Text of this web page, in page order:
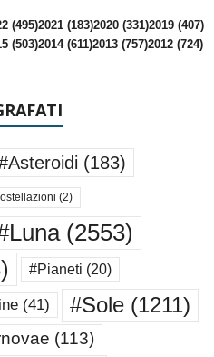
(495)2021 (183)2020 (331)2019 (407)
(503)2014 (611)2013 (757)2012 (724)
(183)
(2)
(2553)
#Pianeti (20)
(41) #Sole (1211)
(113)